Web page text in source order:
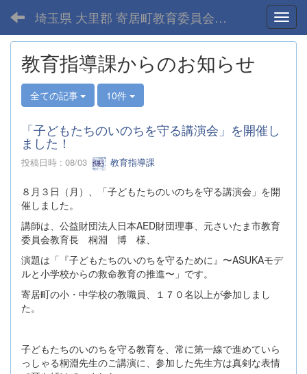
埼玉県 大里郡 寄居町教育委員会-home
教育指導課からのお知らせ
全ての記事 10件
「子どもたちのいのちを守る講演会」を開催し
ました！
投稿日時 : 08/03 教育指導課
８月３日（月）、「子どもたちのいのちを守る講演会」を開
催しました。
講師は、公益財団法人日本AED財団理事、元さいたま市教育
委員会教育長 桐淵 博 様、
演題は「『子どもたちのいのちを守るために』〜ASUKAモデ
ルと小学校からの救命教育の推進〜」です。
寄居町の小・中学校の教職員、１７０名以上が参加しまし
た。
子どもたちのいのちを守る教育を、常に第一線で進めていら
っしゃる桐淵先生のご講演に、参加した先生方は真剣な表情